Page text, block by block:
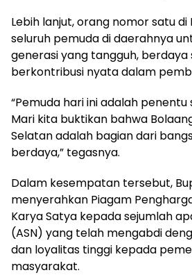
Lebih lanjut, orang nomor satu di
seluruh pemuda di daerahnya
generasi yang tangguh, berdaya
berkontribusi nyata dalam
“Pemuda hari ini adalah
Mari kita buktikan bahwa
Selatan adalah bagian dari
berdaya,” tegasnya.
Dalam kesempatan tersebut,
menyerahkan Piagam
Karya Satya kepada sejumlah
(ASN) yang telah mengabdi
dan loyalitas tinggi kepada
masyarakat.